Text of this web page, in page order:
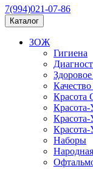
7(994)021-07-86
Каталог
ЗОЖ
Гигиена
Красота
Красота-
Наборы